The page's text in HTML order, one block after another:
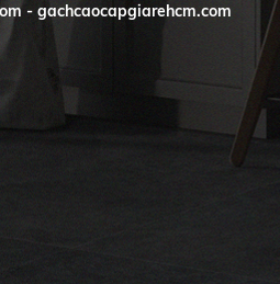
- gachcaocapgiarehcm.com